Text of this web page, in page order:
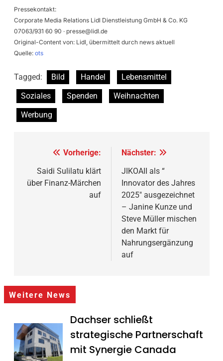
Pressekontakt:
Corporate Media Relations Lidl Dienstleistung GmbH & Co. KG
07063/931 60 90 · presse@lidl.de
Original-Content von: Lidl, übermittelt durch news aktuell
Quelle: ots
Tagged: Bild Handel
Lebensmittel
Soziales
Spenden
Weihnachten
Werbung
Beitragsnavigation
Vorherige:
Saidi Sulilatu klärt
über Finanz-Märchen
auf
Nächster:
JIKOAII als “
Innovator des Jahres
2025″ ausgezeichnet
– Janine Kunze und
Steve Müller mischen
den Markt für
Nahrungsergänzung
auf
Weitere News
Dachser schließt
strategische Partnerschaft
mit Synergie Canada